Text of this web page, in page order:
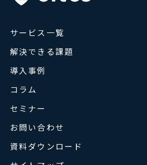
サービス一覧
解決できる課題
導入事例
コラム
セミナー
お問い合わせ
資料ダウンロード